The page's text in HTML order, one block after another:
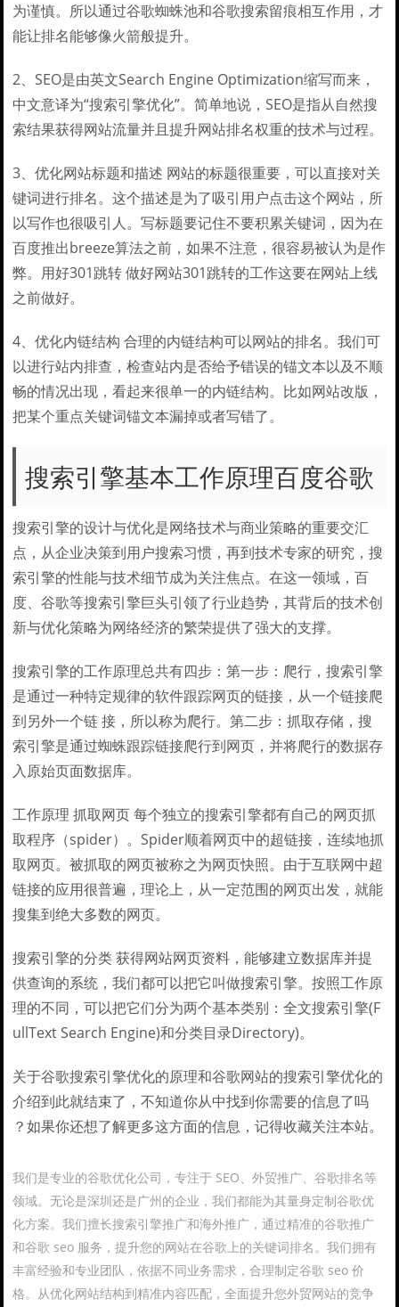
为谨慎。所以通过谷歌蜘蛛池和谷歌搜索留痕相互作用，才
能让排名能够像火箭般提升。
2、SEO是由英文Search Engine Optimization缩写而来，
中文意译为“搜索引擎优化”。简单地说，SEO是指从自然搜
索结果获得网站流量并且提升网站排名权重的技术与过程。
3、优化网站标题和描述 网站的标题很重要，可以直接对关
键词进行排名。这个描述是为了吸引用户点击这个网站，所
以写作也很吸引人。写标题要记住不要积累关键词，因为在
百度推出breeze算法之前，如果不注意，很容易被认为是作
弊。用好301跳转 做好网站301跳转的工作这要在网站上线
之前做好。
4、优化内链结构 合理的内链结构可以网站的排名。我们可
以进行站内排查，检查站内是否给予错误的锚文本以及不顺
畅的情况出现，看起来很单一的内链结构。比如网站改版，
把某个重点关键词锚文本漏掉或者写错了。
搜索引擎基本工作原理百度谷歌
搜索引擎的设计与优化是网络技术与商业策略的重要交汇
点，从企业决策到用户搜索习惯，再到技术专家的研究，搜
索引擎的性能与技术细节成为关注焦点。在这一领域，百
度、谷歌等搜索引擎巨头引领了行业趋势，其背后的技术创
新与优化策略为网络经济的繁荣提供了强大的支撑。
搜索引擎的工作原理总共有四步：第一步：爬行，搜索引擎
是通过一种特定规律的软件跟踪网页的链接，从一个链接爬
到另外一个链 接，所以称为爬行。第二步：抓取存储，搜
索引擎是通过蜘蛛跟踪链接爬行到网页，并将爬行的数据存
入原始页面数据库。
工作原理 抓取网页 每个独立的搜索引擎都有自己的网页抓
取程序（spider）。Spider顺着网页中的超链接，连续地抓
取网页。被抓取的网页被称之为网页快照。由于互联网中超
链接的应用很普遍，理论上，从一定范围的网页出发，就能
搜集到绝大多数的网页。
搜索引擎的分类 获得网站网页资料，能够建立数据库并提
供查询的系统，我们都可以把它叫做搜索引擎。按照工作原
理的不同，可以把它们分为两个基本类别：全文搜索引擎(F
ullText Search Engine)和分类目录Directory)。
关于谷歌搜索引擎优化的原理和谷歌网站的搜索引擎优化的
介绍到此就结束了，不知道你从中找到你需要的信息了吗
？如果你还想了解更多这方面的信息，记得收藏关注本站。
我们是专业的谷歌优化公司，专注于 SEO、外贸推广、谷歌排名等
领域。无论是深圳还是广州的企业，我们都能为其量身定制谷歌优
化方案。我们擅长搜索引擎推广和海外推广，通过精准的谷歌推广
和谷歌 seo 服务，提升您的网站在谷歌上的关键词排名。我们拥有
丰富经验和专业团队，依据不同业务需求，合理制定谷歌 seo 价
格。从优化网站结构到精准内容匹配，全面提升您外贸网站的竞争